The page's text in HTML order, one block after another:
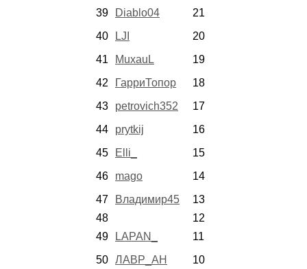
39
Diablo04
21
40
LJI
20
41
MuxauL
19
42
ГарриТопор
18
43
petrovich352
17
44
prytkij
16
45
Elli_
15
46
mago
14
47
Владимир45
13
48
12
49
LAPAN_
11
50 ЛАВР_АН
10